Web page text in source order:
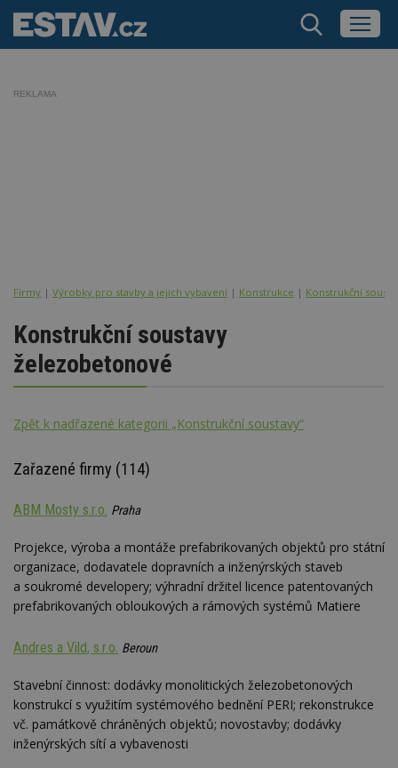
REKLAMA
Firmy | Výrobky pro stavby a jejich vybavení | Konstrukce | Konstrukční
Konstrukční soustavy
železobetonové
Zpět k nadřazené kategorii „Konstrukční soustavy“
Zařazené firmy (114)
ABM Mosty s.r.o. Praha
Projekce, výroba a montáže prefabrikovaných objektů pro státní
organizace, dodavatele dopravních a inženýrských staveb
a soukromé developery; výhradní držitel licence patentovaných
prefabrikovaných obloukových a rámových systémů Matiere
Andres a Vild, s.r.o. Beroun
Stavební činnost: dodávky monolitických železobetonových
konstrukcí s využitím systémového bednění PERI; rekonstrukce
vč. památkově chráněných objektů; novostavby; dodávky
inženýrských sítí a vybavenosti